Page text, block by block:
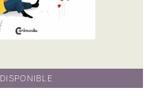
DISPONIBLE